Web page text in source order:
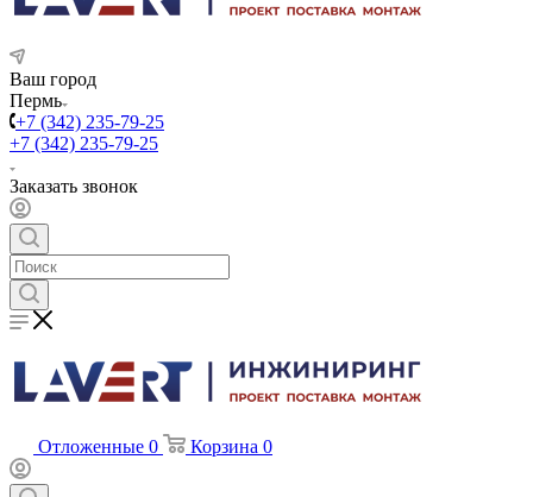
Ваш город
Пермь
+7 (342) 235-79-25
+7 (342) 235-79-25
Заказать звонок
Отложенные 0 Корзина 0